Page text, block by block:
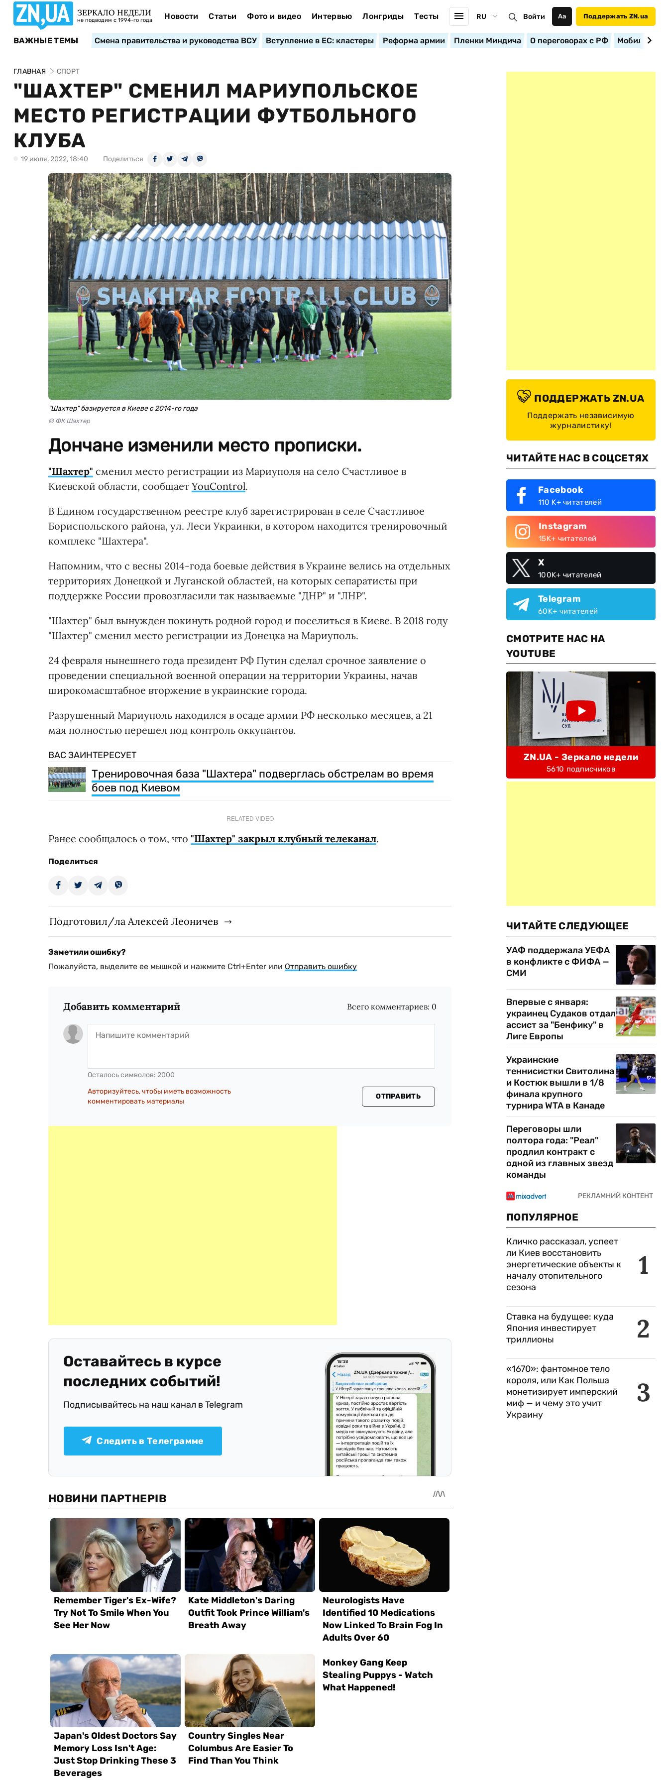
ЗЕРКАЛО НЕДЕЛИ
не подводим с 1994-го года Новости Статьи Фото и видео Интервью Лонгриды Тесты RU Войти Аа Поддержать ZN.ua
ВАЖНЫЕ ТЕМЫ Смена правительства и руководства ВСУ Вступление в ЕС: кластеры Реформа армии Пленки Миндича О переговорах с РФ
ГЛАВНАЯ СПОРТ
"ШАХТЕР" СМЕНИЛ МАРИУПОЛЬСКОЕ
МЕСТО РЕГИСТРАЦИИ ФУТБОЛЬНОГО
КЛУБА
19 июля, 2022, 18:40 Поделиться
"Шахтер" базируется в Киеве с 2014-го года
© ФК Шахтер
Дончане изменили место прописки.
"Шахтер" сменил место регистрации из Мариуполя на село Счастливое в
Киевской области, сообщаетYouControl.
В Едином государственном реестре клуб зарегистрирован в селе Счастливое
Бориспольского района, ул. Леси Украинки, в котором находится тренировочный
комплекс "Шахтера".
Напомним, что с весны 2014-года боевые действия в Украине велись на отдельных
территориях Донецкой и Луганской областей, на которых сепаратисты при
поддержке России провозгласили так называемые "ДНР" и "ЛНР".
"Шахтер" был вынужден покинуть родной город и поселиться в Киеве. В 2018 году
"Шахтер" сменил место регистрации из Донецка на Мариуполь.
24 февраля нынешнего года президент РФ Путин сделал срочное заявление о
проведении специальной военной операции на территории Украины, начав
широкомасштабное вторжение в украинские города.
Разрушенный Мариуполь находился в осаде армии РФ несколько месяцев, а 21
мая полностью перешел под контроль оккупантов.
ВАС ЗАИНТЕРЕСУЕТ
Тренировочная база "Шахтера" подверглась обстрелам во время
боев под Киевом
RELATED VIDEO
Ранее сообщалось о том, что "Шахтер" закрыл клубный телеканал.
Поделиться
Подготовил/ла Алексей Леоничев
Заметили ошибку?
Пожалуйста, выделите ее мышкой и нажмите Ctrl+Enter или Отправить ошибку
Добавить комментарий Всего комментариев: 0
Осталось символов: 2000
Авторизуйтесь, чтобы иметь возможность
комментировать материалы
ОТПРАВИТЬ
Оставайтесь в курсе
последних событий!
Подписывайтесь на наш канал в Telegram
Следить в Телеграмме
ПОДДЕРЖАТЬ ZN.UA
Поддержать независимую
журналистику!
ЧИТАЙТЕ НАС В СОЦСЕТЯХ
Facebook
110 K+ читателей
Instagram
15K+ читателей
X
100K+ читателей
Telegram
60K+ читателей
СМОТРИТЕ НАС НА
YOUTUBE
ZN.UA - Зеркало недели
5610 подписчиков
ЧИТАЙТЕ СЛЕДУЮЩЕЕ
УАФ поддержала УЕФА
в конфликте с ФИФА —
СМИ
Впервые с января:
украинец Судаков отдал
ассист за "Бенфику" в
Лиге Европы
Украинские
теннисистки Свитолина
и Костюк вышли в 1/8
финала крупного
турнира WTA в Канаде
Переговоры шли
полтора года: "Реал"
продлил контракт с
одной из главных звезд
команды
ПОПУЛЯРНОЕ
1
Кличко рассказал, успеет
ли Киев восстановить
энергетические объекты к
началу отопительного
сезона
2
Ставка на будущее: куда
Япония инвестирует
триллионы
3
«1670»: фантомное тело
короля, или Как Польша
монетизирует имперский
миф — и чему это учит
Украину